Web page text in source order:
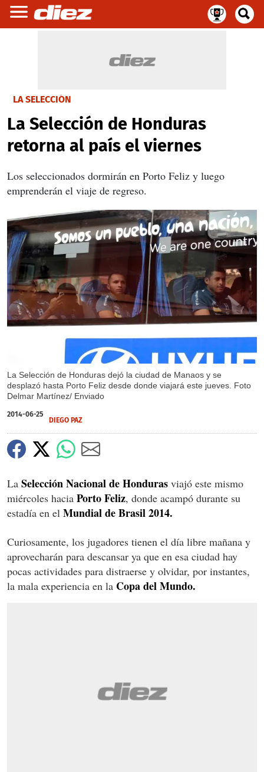
LA SELECCIÓN
La Selección de Honduras
retorna al país el viernes
Los seleccionados dormirán en Porto Feliz y luego
emprenderán el viaje de regreso.
La Selección de Honduras dejó la ciudad de Manaos y se
desplazó hasta Porto Feliz desde donde viajará este jueves. Foto
Delmar Martínez/ Enviado
2014-06-25
DIEGO PAZ
La Selección Nacional de Honduras viajó este mismo
miércoles hacia Porto Feliz, donde acampó durante su
estadía en el Mundial de Brasil 2014.
Curiosamente, los jugadores tienen el día libre mañana y
aprovecharán para descansar ya que en esa ciudad hay
pocas actividades para distraerse y olvidar, por instantes,
la mala experiencia en la Copa del Mundo.